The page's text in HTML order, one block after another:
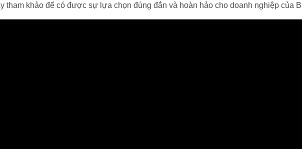
tham khảo để có được sự lựa chọn đúng đắn và hoàn hảo cho doanh nghiệp của